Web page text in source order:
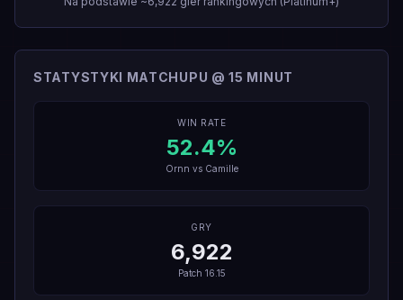
STATYSTYKI MATCHUPU @ 15 MINUT
WIN RATE
52.4%
Ornn vs Camille
GRY
6,922
Patch 16.15